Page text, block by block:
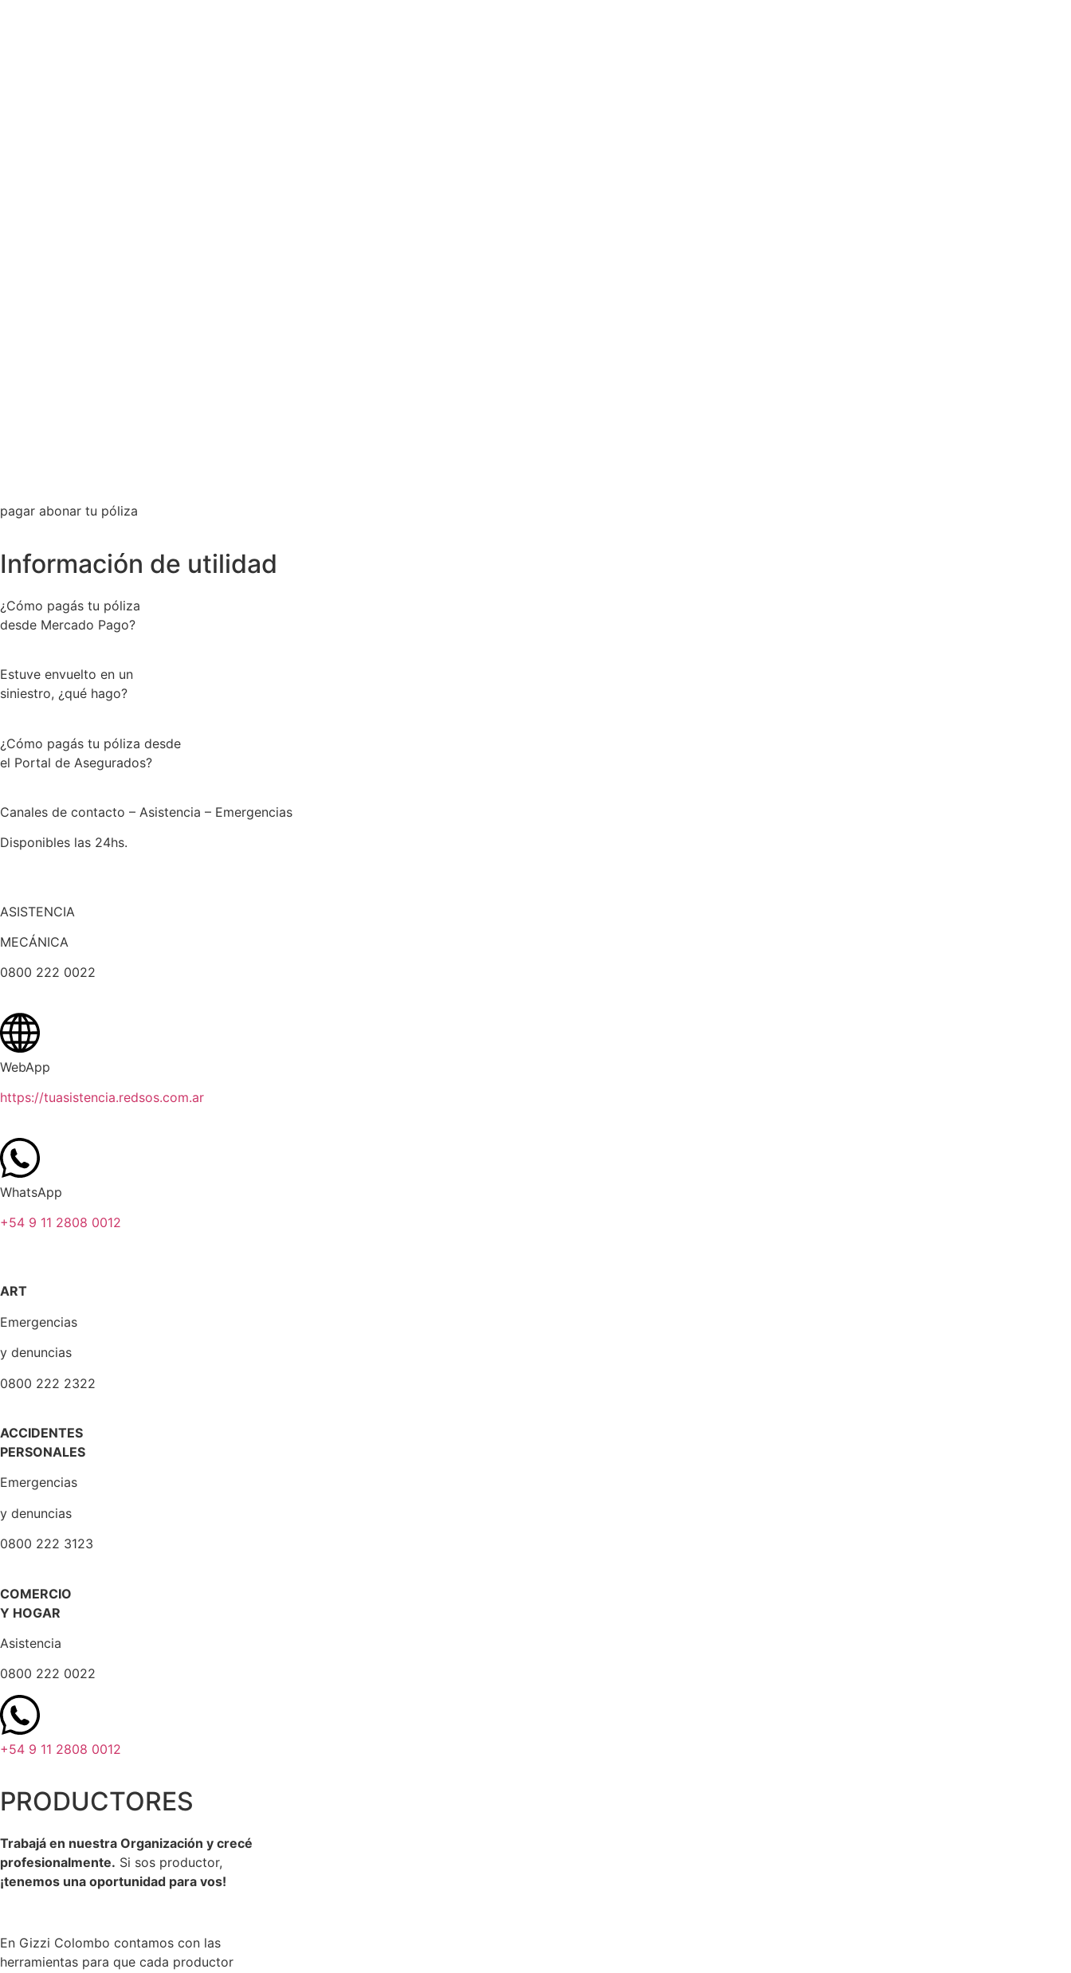
pagar abonar tu póliza
Información de utilidad
¿Cómo pagás tu póliza
desde Mercado Pago?
Estuve envuelto en un
siniestro, ¿qué hago?
¿Cómo pagás tu póliza desde
el Portal de Asegurados?
Canales de contacto – Asistencia – Emergencias
Disponibles las 24hs.
ASISTENCIA
MECÁNICA
0800 222 0022
WebApp
https://tuasistencia.redsos.com.ar
WhatsApp
+54 9 11 2808 0012
ART
Emergencias
y denuncias
0800 222 2322
ACCIDENTES
PERSONALES
Emergencias
y denuncias
0800 222 3123
COMERCIO
Y HOGAR
Asistencia
0800 222 0022
+54 9 11 2808 0012
PRODUCTORES
Trabajá en nuestra Organización y crecé
profesionalmente. Si sos productor,
¡tenemos una oportunidad para vos!
En Gizzi Colombo contamos con las
herramientas para que cada productor